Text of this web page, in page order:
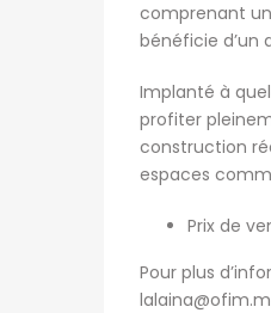
comprenant
bénéficie d’un
Implanté à
profiter
construction
espaces
Prix de
Pour plus